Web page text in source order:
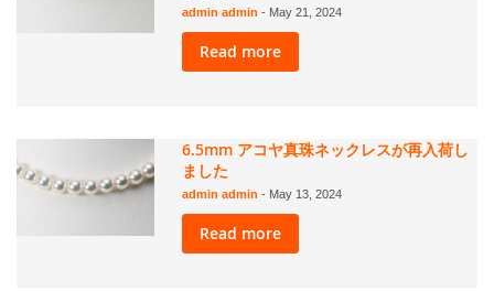
admin admin- May 21, 2024
Read more
6.5mm アコヤ真珠ネックレスが再入荷し
ました
admin admin- May 13, 2024
Read more